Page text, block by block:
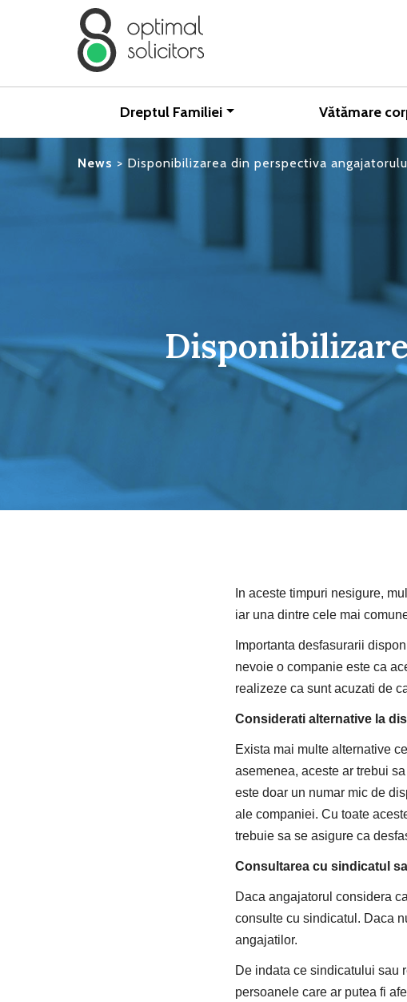
Dreptul Familiei Vătămare
News > Disponibilizarea din perspectiva
In aceste timpuri nesigure,
iar una dintre cele mai
Importanta desfasurarii
nevoie o companie este ca
realizeze ca sunt acuzati de
Considerati alternative la
Exista mai multe alternative
asemenea, aceste ar trebui
este doar un numar mic de
ale companiei. Cu toate
trebuie sa se asigure ca
Consultarea cu sindicatul
Daca angajatorul considera
consulte cu sindicatul. Daca
angajatilor.
De indata ce sindicatului sau
persoanele care ar putea fi